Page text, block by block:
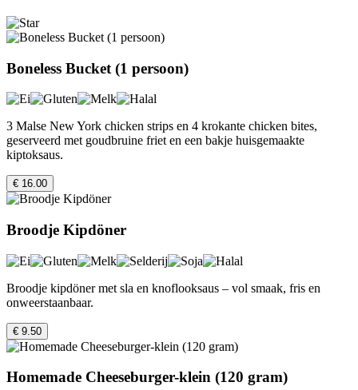
Boneless Bucket (1 persoon)
3 Malse New York chicken strips en 4 krokante chicken bites,
geserveerd met goudbruine friet en een bakje huisgemaakte
kiptoksaus.
€ 16.00
Broodje Kipdöner
Broodje kipdöner met sla en knoflooksaus – vol smaak, fris en
onweerstaanbaar.
€ 9.50
Homemade Cheeseburger-klein (120 gram)